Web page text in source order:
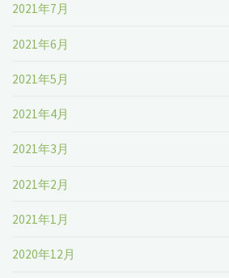
2021年7月
2021年6月
2021年5月
2021年4月
2021年3月
2021年2月
2021年1月
2020年12月